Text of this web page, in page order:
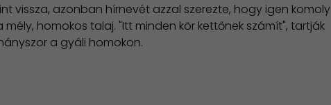
vissza, azonban hírnevét azzal szerezte, hogy igen komoly
homokos talaj. "Itt minden kör kettőnek számít", tartják
a gyáli homokon.